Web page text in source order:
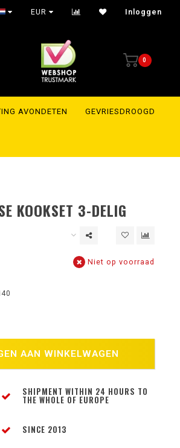
EUR Inloggen
0
AVONDETEN GEVRIESDROOGD
KOOKSET 3-DELIG
Niet op voorraad
AAN WINKELWAGEN
SHIPMENT WITHIN 24 HOURS TO
THE WHOLE OF EUROPE
SINCE 2013